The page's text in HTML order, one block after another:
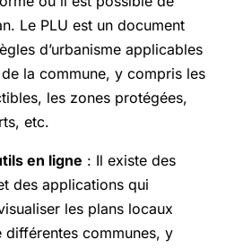
Le PLU est un document
d’urbanisme applicables
la commune, y compris les
les zones protégées,
etc.
en ligne : Il existe des
des applications qui
les plans locaux
différentes communes, y